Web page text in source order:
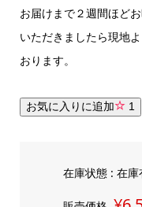
お届けまで２週間ほど
いただきましたら現地
おります。
お気に入りに追加 1
在庫状態 : 在庫